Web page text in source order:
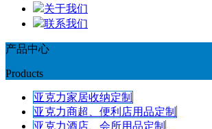
关于我们
联系我们
产品中心
Products
亚克力家居收纳定制
亚克力商超、便利店用品定制
亚克力酒店、会所用品定制